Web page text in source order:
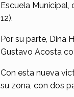
Escuela Municipal,
12).
Por su parte, Dina
Gustavo Acosta
Con esta nueva
su zona, con dos